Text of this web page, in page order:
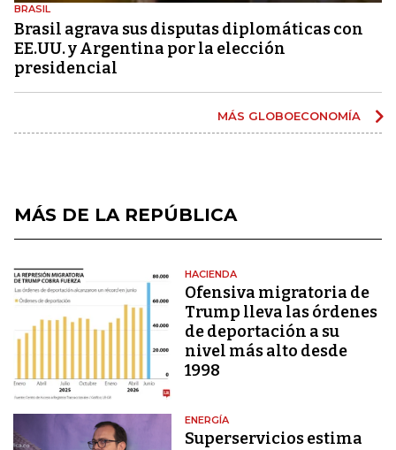
BRASIL
Brasil agrava sus disputas diplomáticas con
EE.UU. y Argentina por la elección
presidencial
MÁS GLOBOECONOMÍA
MÁS DE LA REPÚBLICA
HACIENDA
Ofensiva migratoria de
Trump lleva las órdenes
de deportación a su
nivel más alto desde
1998
ENERGÍA
Superservicios estima